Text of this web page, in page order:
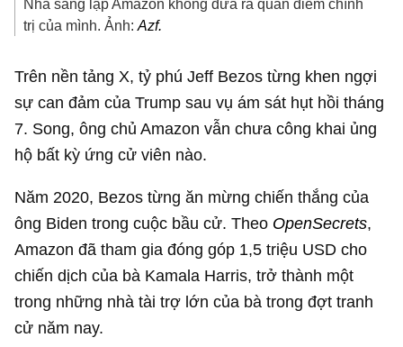
Nhà sáng lập Amazon không đưa ra quan điểm chính
trị của mình. Ảnh:Azf.
Trên nền tảng X, tỷ phú Jeff Bezos từng khen ngợi
sự can đảm của Trump sau vụ ám sát hụt hồi tháng
7. Song, ông chủ Amazon vẫn chưa công khai ủng
hộ bất kỳ ứng cử viên nào.
Năm 2020, Bezos từng ăn mừng chiến thắng của
ông Biden trong cuộc bầu cử. Theo OpenSecrets,
Amazon đã tham gia đóng góp 1,5 triệu USD cho
chiến dịch của bà Kamala Harris, trở thành một
trong những nhà tài trợ lớn của bà trong đợt tranh
cử năm nay.